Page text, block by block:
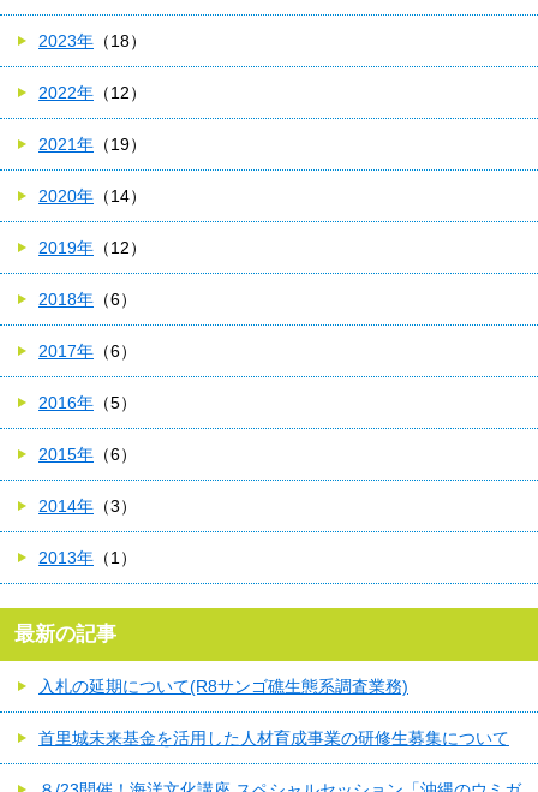
2023年 （18）
2022年 （12）
2021年 （19）
2020年 （14）
2019年 （12）
2018年 （6）
2017年 （6）
2016年 （5）
2015年 （6）
2014年 （3）
2013年 （1）
最新の記事
入札の延期について(R8サンゴ礁生態系調査業務)
首里城未来基金を活用した人材育成事業の研修生募集について